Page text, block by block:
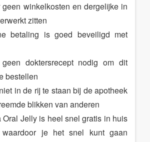
geen winkelkosten en dergelijke in
zitten
betaling is goed beveiligd met
doktersrecept nodig om dit
bestellen
in de rij te staan bij de apotheek
blikken van anderen
Oral Jelly is heel snel gratis in huis
waardoor je het snel kunt gaan